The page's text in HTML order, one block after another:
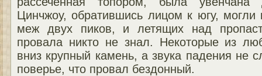
Цинчжоу, обратившись лицом к югу, могли
меж двух пиков, и летящих над
провала никто не знал. Некоторые из
вниз крупный камень, а звука падения не
поверье, что провал бездонный.